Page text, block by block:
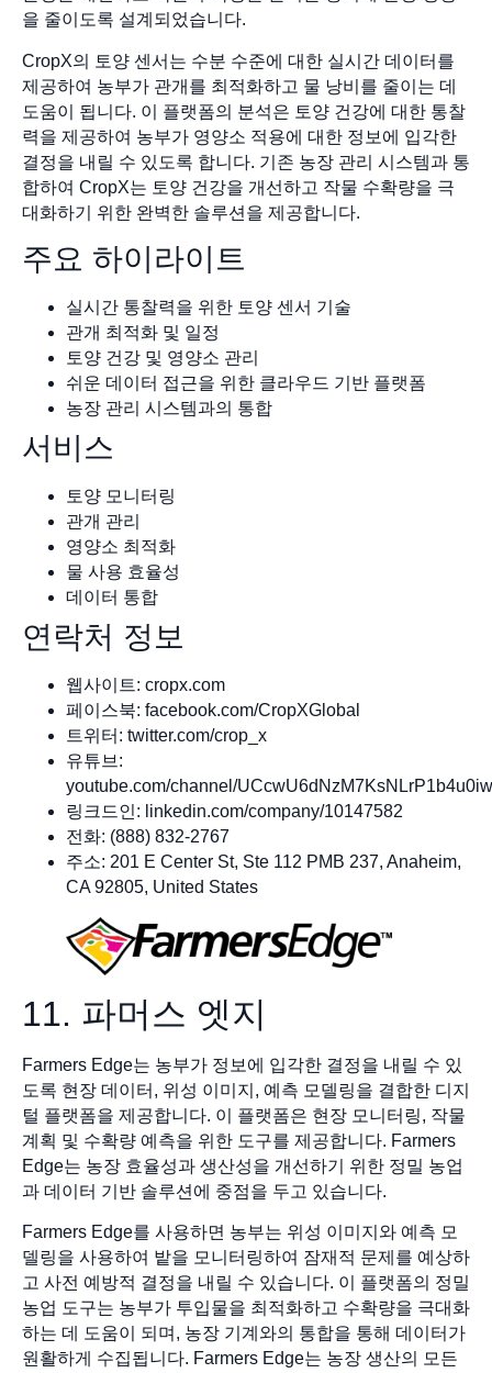
을 줄이도록 설계되었습니다.
CropX의 토양 센서는 수분 수준에 대한 실시간 데이터를
제공하여 농부가 관개를 최적화하고 물 낭비를 줄이는 데
도움이 됩니다. 이 플랫폼의 분석은 토양 건강에 대한 통찰
력을 제공하여 농부가 영양소 적용에 대한 정보에 입각한
결정을 내릴 수 있도록 합니다. 기존 농장 관리 시스템과 통
합하여 CropX는 토양 건강을 개선하고 작물 수확량을 극
대화하기 위한 완벽한 솔루션을 제공합니다.
주요 하이라이트
실시간 통찰력을 위한 토양 센서 기술
관개 최적화 및 일정
토양 건강 및 영양소 관리
쉬운 데이터 접근을 위한 클라우드 기반 플랫폼
농장 관리 시스템과의 통합
서비스
토양 모니터링
관개 관리
영양소 최적화
물 사용 효율성
데이터 통합
연락처 정보
웹사이트: cropx.com
페이스북: facebook.com/CropXGlobal
트위터: twitter.com/crop_x
유튜브:
youtube.com/channel/UCcwU6dNzM7KsNLrP1b4u0iw
링크드인: linkedin.com/company/10147582
전화: (888) 832-2767
주소: 201 E Center St, Ste 112 PMB 237, Anaheim,
CA 92805, United States
11. 파머스 엣지
Farmers Edge는 농부가 정보에 입각한 결정을 내릴 수 있
도록 현장 데이터, 위성 이미지, 예측 모델링을 결합한 디지
털 플랫폼을 제공합니다. 이 플랫폼은 현장 모니터링, 작물
계획 및 수확량 예측을 위한 도구를 제공합니다. Farmers
Edge는 농장 효율성과 생산성을 개선하기 위한 정밀 농업
과 데이터 기반 솔루션에 중점을 두고 있습니다.
Farmers Edge를 사용하면 농부는 위성 이미지와 예측 모
델링을 사용하여 밭을 모니터링하여 잠재적 문제를 예상하
고 사전 예방적 결정을 내릴 수 있습니다. 이 플랫폼의 정밀
농업 도구는 농부가 투입물을 최적화하고 수확량을 극대화
하는 데 도움이 되며, 농장 기계와의 통합을 통해 데이터가
원활하게 수집됩니다. Farmers Edge는 농장 생산의 모든